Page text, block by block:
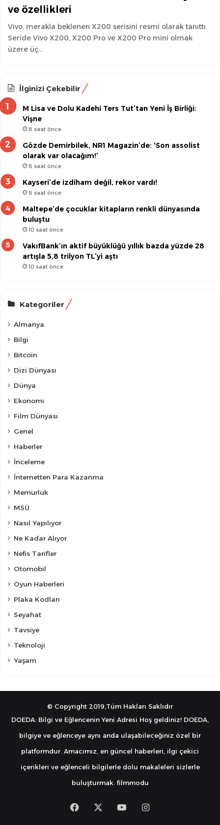
ve özellikleri
Vivo, merakla beklenen X200 serisini resmi olarak tanıttı.
Seride Vivo X200, X200 Pro ve X200 Pro mini olmak
üzere üç…
İlginizi Çekebilir
M Lisa ve Dolu Kadehi Ters Tut’tan Yeni İş Birliği:
Vişne
8 saat önce
Gözde Demirbilek, NR1 Magazin’de: ‘Son assolist
olarak var olacağım!’
8 saat önce
Kayseri’de izdiham değil, rekor vardı!
8 saat önce
Maltepe’de çocuklar kitapların renkli dünyasında
buluştu
10 saat önce
VakıfBank’ın aktif büyüklüğü yıllık bazda yüzde 28
artışla 5,8 trilyon TL’yi aştı
10 saat önce
Kategoriler
Almanya
Bilgi
Bitcoin
Dizi Dünyası
Dünya
Ekonomi
Film Dünyası
Genel
Haberler
İnceleme
İnternetten Para Kazanma
Memurluk
MSÜ
Nasıl Yapılıyor
Ne Kadar Alıyor
Nefis Tarifler
Otomobil
Oyun Haberleri
Plaka Kodları
Seyahat
Tavsiye
Teknoloji
Yaşam
© Copyright 2019,Tüm Hakları Saklıdır
DOEDA: Bilgi ve Eğlencenin Yeni Adresi Hoş geldiniz! DOEDA,
bilgiye ve eğlenceye aynı anda ulaşabileceğiniz özel bir
platformdur. Amacımız, en güncel haberleri, ilgi çekici
içerikleri ve eğlenceli bilgilerle dolu makaleleri sizlerle
buluşturmak. filmmodu
FacebookYouTubeInstagram